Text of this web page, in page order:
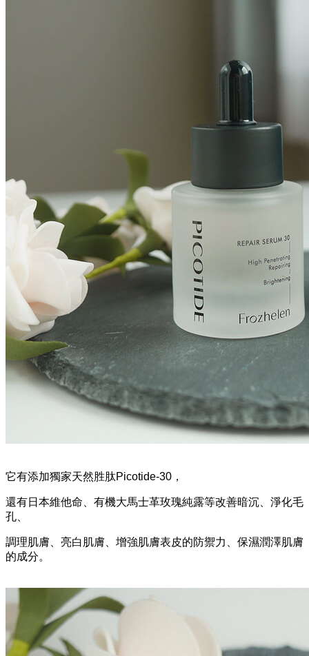
它有添加獨家天然胜肽Picotide-30 ，
還有日本維他命、有機大馬士革玫瑰純露等改善暗沉、淨化毛
孔、
調理肌膚、亮白肌膚、增強肌膚表皮的防禦力、保濕潤澤肌膚
的成分。